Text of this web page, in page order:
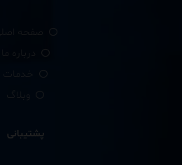
صفحه اصلی
پشتیبانی